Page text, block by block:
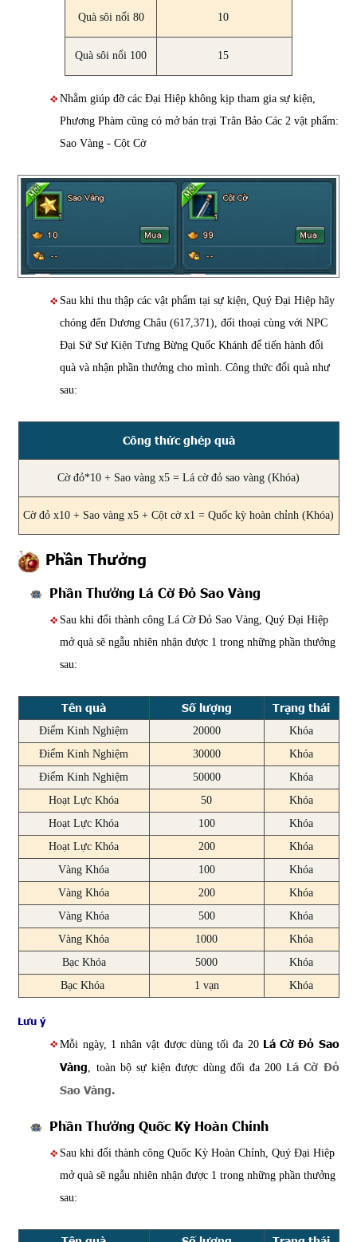
Quà sôi nổi 80 10
Quà sôi nổi 100 15
Nhằm giúp đỡ các Đại Hiệp không kịp tham gia sự kiện,
Phương Phàm cũng có mở bán trại Trân Bảo Các 2 vật phẩm:
Sao Vàng - Cột Cờ
Sau khi thu thập các vật phẩm tại sự kiện, Quý Đại Hiệp hãy
chóng đến Dương Châu (617,371), đối thoại cùng với NPC
Đại Sứ Sự Kiện Tưng Bừng Quốc Khánh để tiến hành đổi
quà và nhận phần thưởng cho mình. Công thức đổi quà như
sau:
Công thức ghép quà
Cờ đỏ*10 + Sao vàng x5 = Lá cờ đỏ sao vàng (Khóa)
Cờ đỏ x10 + Sao vàng x5 + Cột cờ x1 = Quốc kỳ hoàn chỉnh (Khóa)
Phần Thưởng
Phần Thưởng Lá Cờ Đỏ Sao Vàng
Sau khi đổi thành công Lá Cờ Đỏ Sao Vàng, Quý Đại Hiệp
mở quà sẽ ngẫu nhiên nhận được 1 trong những phần thưởng
sau:
Tên quà Số lượng Trạng thái
Điểm Kinh Nghiệm 20000
Khóa
Điểm Kinh Nghiệm
30000
Khóa
Điểm Kinh Nghiệm
50000
Khóa
Hoạt Lực Khóa
50
Khóa
Hoạt Lực Khóa
100
Khóa
Hoạt Lực Khóa
200
Khóa
Vàng Khóa
100
Khóa
Vàng Khóa
200
Khóa
Vàng Khóa
500
Khóa
Vàng Khóa
1000
Khóa
Bạc Khóa
5000
Khóa
Bạc Khóa
1 vạn Khóa
Lưu ý
Mỗi ngày, 1 nhân vật được dùng tối đa 20 Lá Cờ Đỏ Sao
Vàng, toàn bộ sự kiện được dùng đối đa 200 Lá Cờ Đỏ
Sao Vàng.
Phần Thưởng Quốc Kỳ Hoàn Chỉnh
Sau khi đổi thành công Quốc Kỳ Hoàn Chỉnh, Quý Đại Hiệp
mở quà sẽ ngẫu nhiên nhận được 1 trong những phần thưởng
sau: